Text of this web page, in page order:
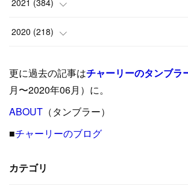
( 5 )
( 15
(24)
(8 )
(17
(17)
)
(12)
19)
(13
(35)
(33 )
(26)
27)
(29
(37)
(31)
(31)
31
(26
2021 (384)
(9)
(39)
( 23)
40
(55
2020 (218)
(24)
( 42)
(33
更に過去の記事はチャーリーのタンブラ
月〜2020年06月）に。
ABOUT （タンブラー）
■チャーリーのブログ
カテゴリ